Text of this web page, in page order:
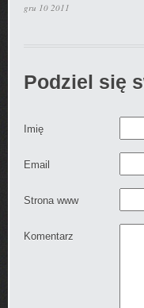
gru 10 2011
Podziel się
Imię
Email
Strona www
Komentarz